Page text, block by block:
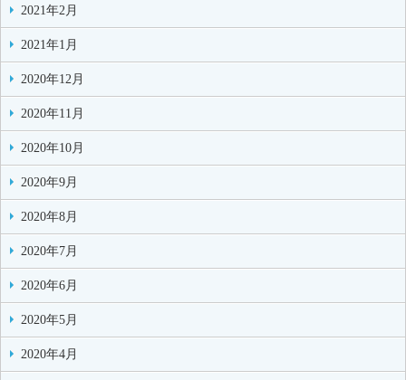
2021年2月
2021年1月
2020年12月
2020年11月
2020年10月
2020年9月
2020年8月
2020年7月
2020年6月
2020年5月
2020年4月